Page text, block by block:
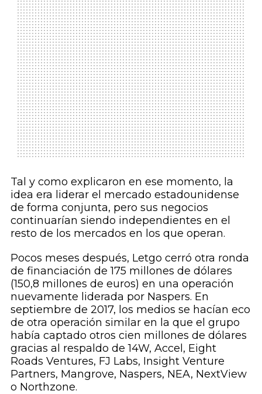
Tal y como explicaron en ese momento, la
idea era liderar el mercado estadounidense
de forma conjunta, pero sus negocios
continuarían siendo independientes en el
resto de los mercados en los que operan.
Pocos meses después, Letgo cerró otra ronda
de financiación de 175 millones de dólares
(150,8 millones de euros) en una operación
nuevamente liderada por Naspers. En
septiembre de 2017, los medios se hacían eco
de otra operación similar en la que el grupo
había captado otros cien millones de dólares
gracias al respaldo de 14W, Accel, Eight
Roads Ventures, FJ Labs, Insight Venture
Partners, Mangrove, Naspers, NEA, NextView
o Northzone.